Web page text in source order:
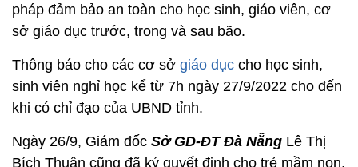
pháp đảm bảo an toàn cho học sinh, giáo viên, cơ
sở giáo dục trước, trong và sau bão.
Thông báo cho các cơ sở giáo dục cho học sinh,
sinh viên nghỉ học kể từ 7h ngày 27/9/2022 cho đến
khi có chỉ đạo của UBND tỉnh.
Ngày 26/9, Giám đốc Sở GD-ĐT Đà Nẵng Lê Thị
Bích Thuận cũng đã ký quyết định cho trẻ mầm non,